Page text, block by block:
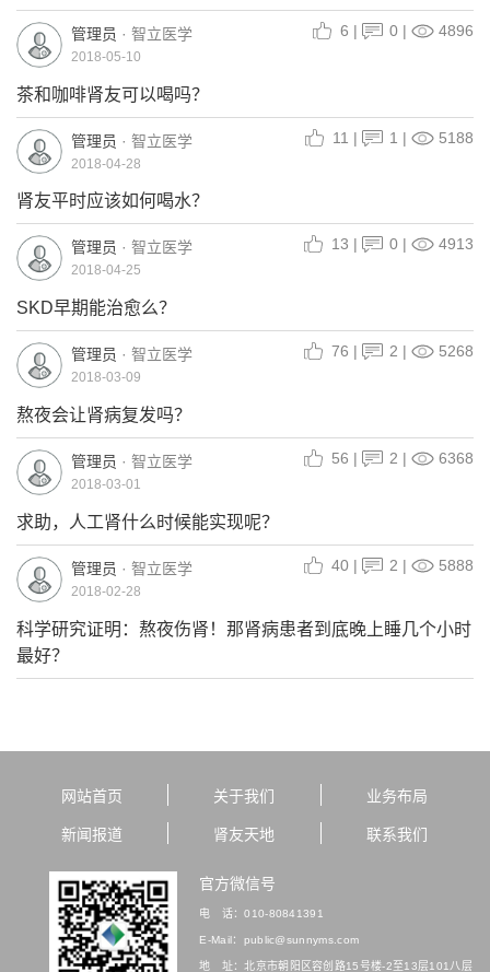
管理员 · 智立医学 6 | 0| 4896
2018-05-10
茶和咖啡肾友可以喝吗？
管理员 · 智立医学 11 | 1 | 5188
2018-04-28
肾友平时应该如何喝水？
管理员 · 智立医学 13 | 0| 4913
2018-04-25
SKD早期能治愈么？
管理员 · 智立医学 76 | 2 | 5268
2018-03-09
熬夜会让肾病复发吗？
管理员 · 智立医学 56 | 2 | 6368
2018-03-01
求助，人工肾什么时候能实现呢？
管理员 · 智立医学 40| 2 | 5888
2018-02-28
科学研究证明：熬夜伤肾！那肾病患者到底晚上睡几个小时
最好？
网站首页 关于我们 业务布局
新闻报道 肾友天地 联系我们
官方微信号
电 话：010-80841391
E-Mail： public@sunnyms.com
地 址：北京市朝阳区容创路15号楼-2至13层101八层